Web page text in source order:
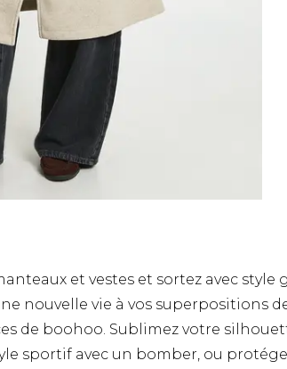
et vestes et sortez avec style
nouvelle vie à vos superpositions
de boohoo. Sublimez votre
sportif avec un bomber, ou